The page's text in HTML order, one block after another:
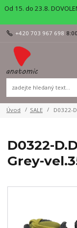
Od 15. do 23.8.
+420 703 967 698
Úvod SALE D0322-
D0322-
Grey-